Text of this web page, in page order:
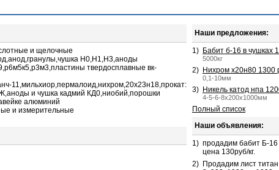
и щелочные
Н0,Н1,Н3,аноды
твердосплавные вк-
11,мильхиор,пермалоид,нихром,20х23н18,прокат:
и чушка кадмий КД0,ниобий,порошки
алюминий
и измерительные
Наши предложения:
1) Бабит б-16 в чушках
5000кг
2) Нихром х20н80 1300
0,1-10мм
3) Никель катод нпа
4-5-6-8х200х1000мм
Полный список
Наши объявления:
1) продадим бабит Б-16
цена 130руб/кг.
2) Продадим лист